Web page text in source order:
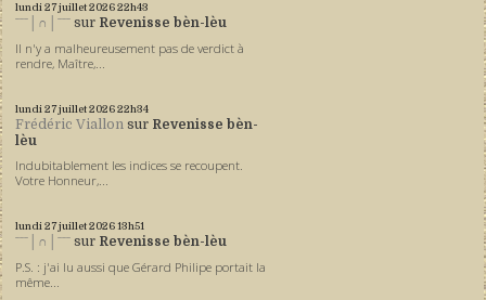
lundi 27juillet 202622h43
ˉˉˉ│∩│ˉˉˉ sur Revenisse bèn-lèu
Il n'y a malheureusement pas de verdict à
rendre, Maître,...
lundi 27juillet 202622h34
Frédéric Viallon sur Revenisse bèn-
lèu
Indubitablement les indices se recoupent.
Votre Honneur,...
lundi 27juillet 202613h51
ˉˉˉ│∩│ˉˉˉ sur Revenisse bèn-lèu
P.S. : j'ai lu aussi que Gérard Philipe portait la
même...